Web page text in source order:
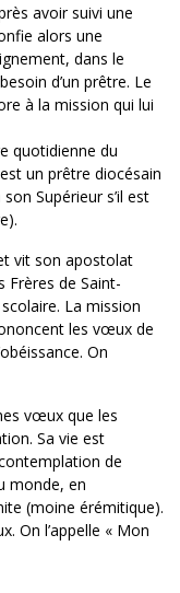
avoir suivi une
alors une
dans le
d’un prêtre. Le
à la mission qui lui
quotidienne du
un prêtre diocésain
Supérieur s’il est
vit son apostolat
Frères de Saint-
La mission
les vœux de
On
vœux que les
Sa vie est
de
monde, en
(moine érémitique).
On l’appelle « Mon